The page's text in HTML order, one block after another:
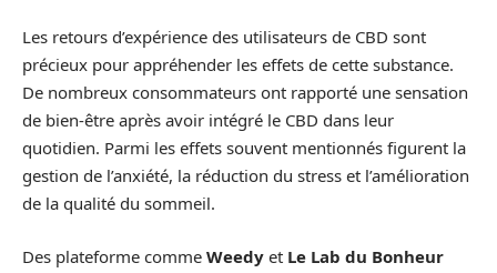
Les retours d’expérience des utilisateurs de CBD sont
précieux pour appréhender les effets de cette substance.
De nombreux consommateurs ont rapporté une sensation
de bien-être après avoir intégré le CBD dans leur
quotidien. Parmi les effets souvent mentionnés figurent la
gestion de l’anxiété, la réduction du stress et l’amélioration
de la qualité du sommeil.
Des plateforme comme Weedy et Le Lab du Bonheur